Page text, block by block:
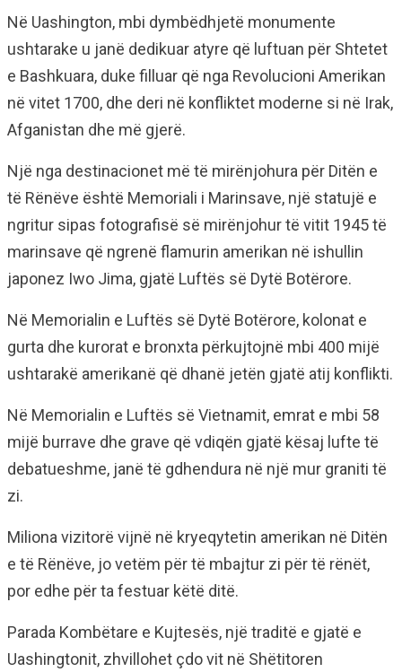
Në Uashington, mbi dymbëdhjetë monumente
ushtarake u janë dedikuar atyre që luftuan për Shtetet
e Bashkuara, duke filluar që nga Revolucioni Amerikan
në vitet 1700, dhe deri në konfliktet moderne si në Irak,
Afganistan dhe më gjerë.
Një nga destinacionet më të mirënjohura për Ditën e
të Rënëve është Memoriali i Marinsave, një statujë e
ngritur sipas fotografisë së mirënjohur të vitit 1945 të
marinsave që ngrenë flamurin amerikan në ishullin
japonez Iwo Jima, gjatë Luftës së Dytë Botërore.
Në Memorialin e Luftës së Dytë Botërore, kolonat e
gurta dhe kurorat e bronxta përkujtojnë mbi 400 mijë
ushtarakë amerikanë që dhanë jetën gjatë atij konflikti.
Në Memorialin e Luftës së Vietnamit, emrat e mbi 58
mijë burrave dhe grave që vdiqën gjatë kësaj lufte të
debatueshme, janë të gdhendura në një mur graniti të
zi.
Miliona vizitorë vijnë në kryeqytetin amerikan në Ditën
e të Rënëve, jo vetëm për të mbajtur zi për të rënët,
por edhe për ta festuar këtë ditë.
Parada Kombëtare e Kujtesës, një traditë e gjatë e
Uashingtonit, zhvillohet çdo vit në Shëtitoren